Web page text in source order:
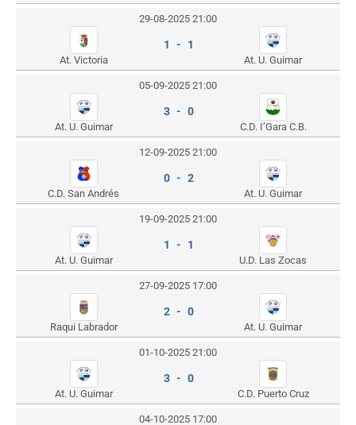
29-08-2025 21:00
At. Victoria
1 - 1
At. U. Guimar
05-09-2025 21:00
At. U. Guimar
3 - 0
C.D. I’Gara C.B.
12-09-2025 21:00
C.D. San Andrés
0 - 2
At. U. Guimar
19-09-2025 21:00
At. U. Guimar
1 - 1
U.D. Las Zocas
27-09-2025 17:00
Raqui Labrador
2 - 0
At. U. Guimar
01-10-2025 21:00
At. U. Guimar
3 - 0
C.D. Puerto Cruz
04-10-2025 17:00